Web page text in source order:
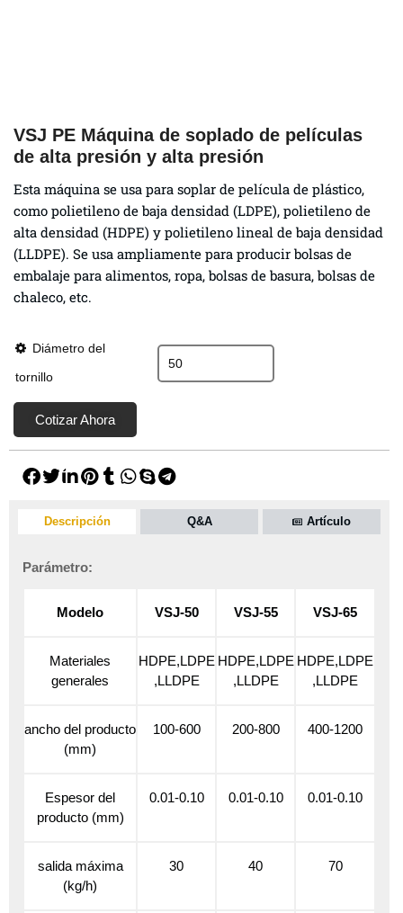
VSJ PE Máquina de soplado de películas
de alta presión y alta presión
Esta máquina se usa para soplar de película de plástico,
como polietileno de baja densidad (LDPE), polietileno de
alta densidad (HDPE) y polietileno lineal de baja densidad
(LLDPE). Se usa ampliamente para producir bolsas de
embalaje para alimentos, ropa, bolsas de basura, bolsas de
chaleco, etc.
Diámetro del
tornillo
Cotizar Ahora
Descripción Q&A Artículo
Parámetro:
Modelo VSJ-50 VSJ-55 VSJ-65
Materiales
generales
HDPE,LDPE
,LLDPE
HDPE,LDPE
,LLDPE
HDPE,LDPE
,LLDPE
ancho del producto
(mm)
100-600 200-800 400-1200
Espesor del
producto (mm)
0.01-0.10 0.01-0.10 0.01-0.10
salida máxima
(kg/h)
30 40 70